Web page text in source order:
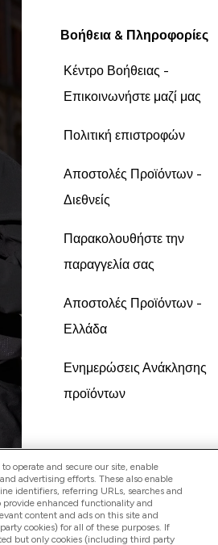
Βοήθεια & Πληροφορίες
Κέντρο Βοήθειας -
Επικοινωνήστε μαζί μας
Πολιτική επιστροφών
Αποστολές Προϊόντων -
Διεθνείς
Παρακολουθήστε την
παραγγελία σας
Αποστολές Προϊόντων -
Ελλάδα
Ενημερώσεις Ανάκλησης
προϊόντων
operate and secure our site, enable
advertising efforts. These also enable
identifiers, referring URLs, searches and
provide enhanced functionality and
content and ads on this site and
cookies) for all of these purposes. If
but only cookies (including third party